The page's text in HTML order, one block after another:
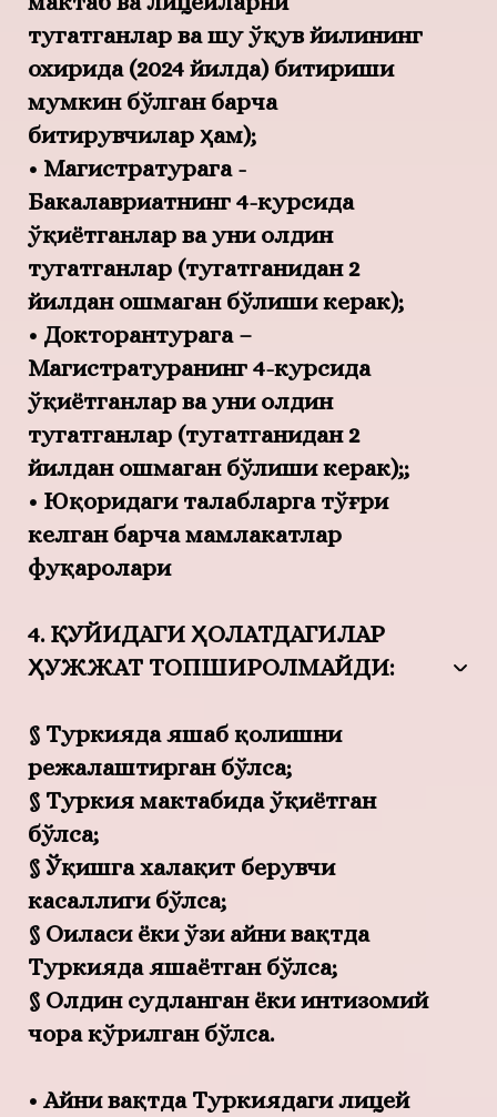
тугатганлар ва шу ўқув йилининг
охирида (2024 йилда) битириши
мумкин бўлган барча
битирувчилар ҳам);
• Магистратурага -
Бакалавриатнинг 4-курсида
ўқиётганлар ва уни олдин
тугатганлар (тугатганидан 2
йилдан ошмаган бўлиши керак);
• Докторантурага –
Магистратуранинг 4-курсида
ўқиётганлар ва уни олдин
тугатганлар (тугатганидан 2
йилдан ошмаган бўлиши керак);;
• Юқоридаги талабларга тўғри
келган барча мамлакатлар
фуқаролари
4. ҚУЙИДАГИ ҲОЛАТДАГИЛАР
ҲУЖЖАТ ТОПШИРОЛМАЙДИ:
§ Туркияда яшаб қолишни
режалаштирган бўлса;
§ Туркия мактабида ўқиётган
бўлса;
§ Ўқишга халақит берувчи
касаллиги бўлса;
§ Оиласи ёки ўзи айни вақтда
Туркияда яшаётган бўлса;
§ Олдин судланган ёки интизомий
чора кўрилган бўлса.
• Айни вақтда Туркиядаги лицей